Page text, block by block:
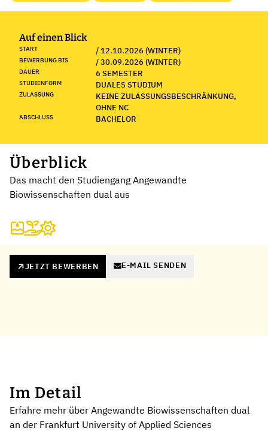
Auf einen Blick
START / 12.10.2026 (WINTER)
BEWERBUNG BIS / 30.09.2026 (WINTER)
DAUER 6 SEMESTER
STUDIENFORM DUALES STUDIUM
ZULASSUNG
KEINE ZULASSUNGSBESCHRÄNKUNG,
OHNE NC
ABSCHLUSS BACHELOR
Überblick
Das macht den Studiengang Angewandte
Biowissenschaften dual aus
JETZT BEWERBEN E-MAIL SENDEN
Im Detail
Erfahre mehr über Angewandte Biowissenschaften dual
an der Frankfurt University of Applied Sciences